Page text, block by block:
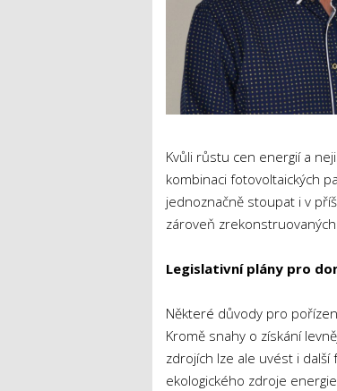
Kvůli růstu cen energií a
kombinaci fotovoltaických
jednoznačně stoupat i v
zároveň
Legislativní plány pro
Některé důvody pro
Kromě snahy o získání
zdrojích lze ale uvést i
ekologického zdroje